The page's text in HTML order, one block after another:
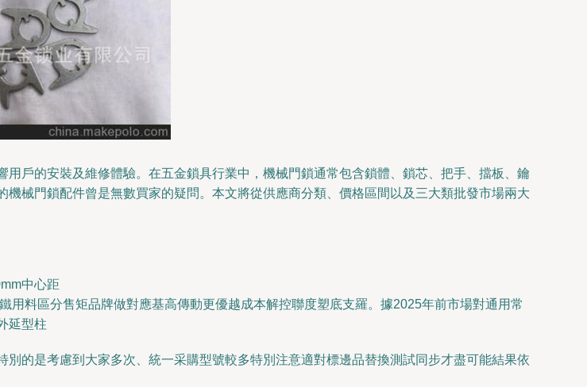
戶的安裝及維修體驗。在五金鎖具行業中，機械門鎖通常包含鎖體、鎖芯、把手、擋板、鑰
械門鎖配件曾是無數買家的疑問。本文將從供應商分類、價格區間以及三大類批發市場兩大
中心距
料區分售矩品牌做對應基高傳動更優越成本解控聯度塑底支羅。據2025年前市場對通用常
延型柱
的是考慮到大家多次、統一采購型號較多特別注意適對標邊品替換測試同步才盡可能結果依